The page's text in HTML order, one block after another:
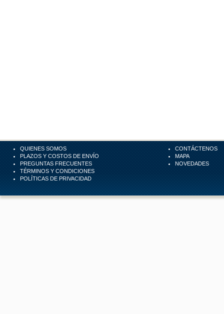
QUIENES SOMOS
PLAZOS Y COSTOS DE ENVÍO
PREGUNTAS FRECUENTES
TÉRMINOS Y CONDICIONES
POLÍTICAS DE PRIVACIDAD
CONTÁCTENOS
MAPA
NOVEDADES